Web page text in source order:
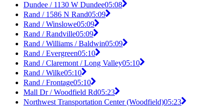
Dundee / 1130 W Dundee05:08
Rand / 1586 N Rand05:09
Rand / Winslowe05:09
Rand / Randville05:09
Rand / Williams / Baldwin05:09
Rand / Evergreen05:10
Rand / Claremont / Long Valley05:10
Rand / Wilke05:10
Rand / Frontage05:10
Mall Dr / Woodfield Rd05:23
Northwest Transportation Center (Woodfield)05:23